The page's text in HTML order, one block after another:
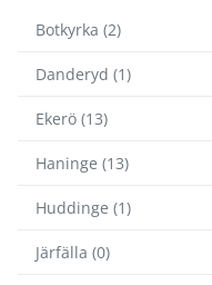
Botkyrka (2)
Danderyd (1)
Ekerö (13)
Haninge (13)
Huddinge (1)
Järfälla (0)